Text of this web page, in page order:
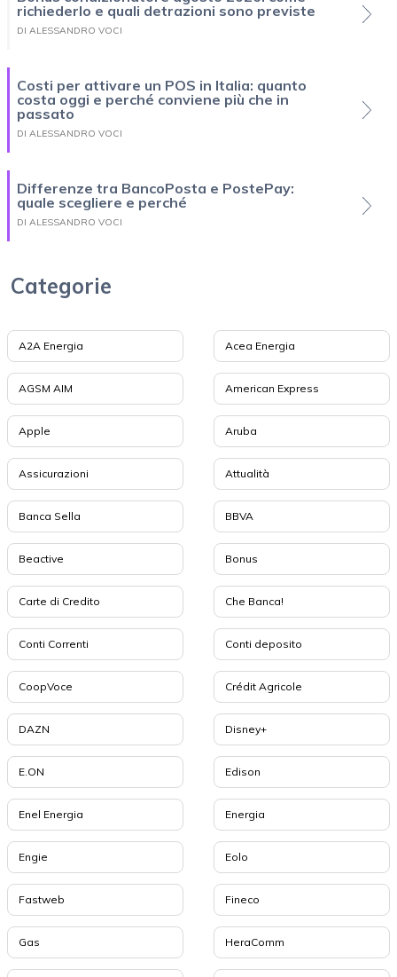
richiederlo e quali detrazioni sono previste
DI ALESSANDRO VOCI
Costi per attivare un POS in Italia: quanto
costa oggi e perché conviene più che in
passato
DI ALESSANDRO VOCI
Differenze tra BancoPosta e PostePay:
quale scegliere e perché
DI ALESSANDRO VOCI
Categorie
A2A Energia Acea Energia
AGSM AIM American Express
Apple Aruba
Assicurazioni Attualità
Banca Sella BBVA
Beactive Bonus
Carte di Credito Che Banca!
Conti Correnti Conti deposito
CoopVoce Crédit Agricole
DAZN Disney+
E.ON Edison
Enel Energia Energia
Engie Eolo
Fastweb Fineco
Gas HeraComm